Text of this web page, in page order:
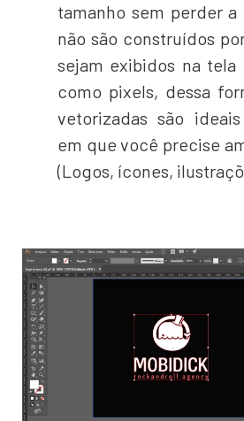
tamanho sem perder
não são construídos
sejam exibidos na
como pixels, dessa
vetorizadas são
em que você precise
(Logos, ícones,